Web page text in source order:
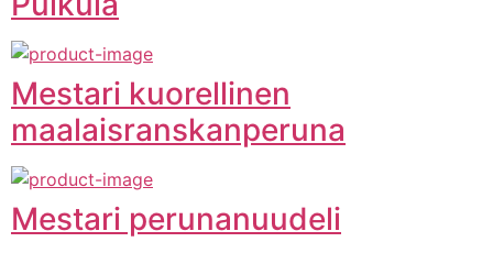
Mestari kuorellinen
maalaisranskanperuna
Mestari perunanuudeli